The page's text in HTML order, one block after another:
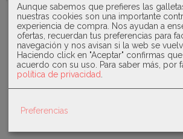
Valentina
Bebés -
Parka
blanca...
28,75 €
57,50 €
Micolino -
Conjunto 2
piezas
Familia...
33,78 €
48,25 €
punto
Aunque sabemos que prefieres las
nuestras cookies son una importante
experiencia de compra. Nos ayudan a
ofertas, recuerdan tus preferencias para
navegación y nos avisan si la web se
Haciendo click en "Aceptar" confirmas
acuerdo con su uso.
Para saber más, por
política de privacidad
Preferencias